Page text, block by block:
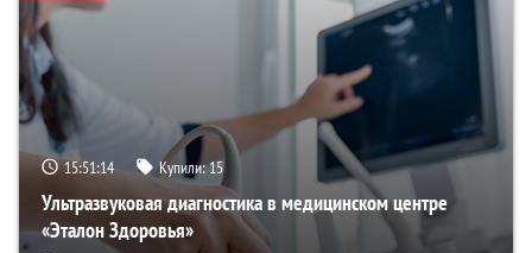
15:51:13 Купили:15
Ультразвуковая диагностика в медицинском центре
«Эталон Здоровья»